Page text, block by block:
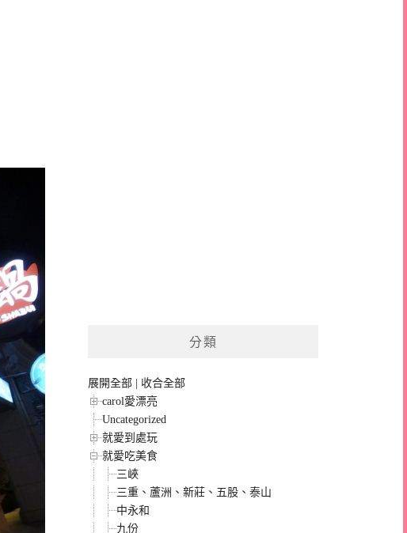
分類
展開全部 | 收合全部
carol愛漂亮
Uncategorized
就愛到處玩
就愛吃美食
三峽
三重、蘆洲、新莊、五股、泰山
中永和
九份